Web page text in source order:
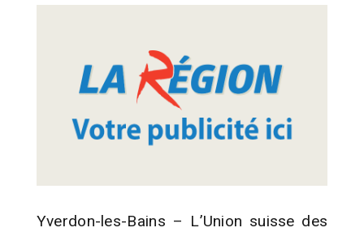
Yverdon-les-Bains – L’Union suisse des